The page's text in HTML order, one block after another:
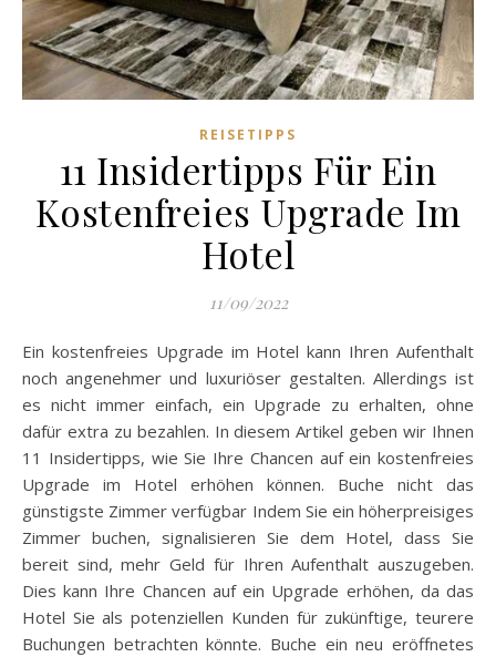
REISETIPPS
11 Insidertipps Für Ein
Kostenfreies Upgrade Im
Hotel
11/09/2022
Ein kostenfreies Upgrade im Hotel kann Ihren Aufenthalt
noch angenehmer und luxuriöser gestalten. Allerdings ist
es nicht immer einfach, ein Upgrade zu erhalten, ohne
dafür extra zu bezahlen. In diesem Artikel geben wir Ihnen
11 Insidertipps, wie Sie Ihre Chancen auf ein kostenfreies
Upgrade im Hotel erhöhen können. Buche nicht das
günstigste Zimmer verfügbar Indem Sie ein höherpreisiges
Zimmer buchen, signalisieren Sie dem Hotel, dass Sie
bereit sind, mehr Geld für Ihren Aufenthalt auszugeben.
Dies kann Ihre Chancen auf ein Upgrade erhöhen, da das
Hotel Sie als potenziellen Kunden für zukünftige, teurere
Buchungen betrachten könnte. Buche ein neu eröffnetes